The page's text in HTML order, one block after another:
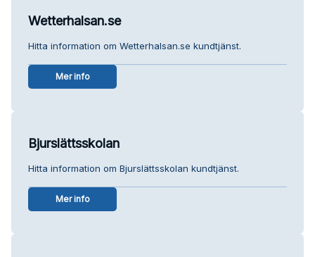
Wetterhalsan.se
Hitta information om Wetterhalsan.se kundtjänst.
Mer info
Bjurslättsskolan
Hitta information om Bjurslättsskolan kundtjänst.
Mer info